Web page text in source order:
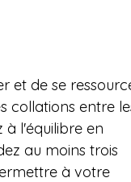
et de se
collations entre
à l'équilibre en
au moins trois
à votre